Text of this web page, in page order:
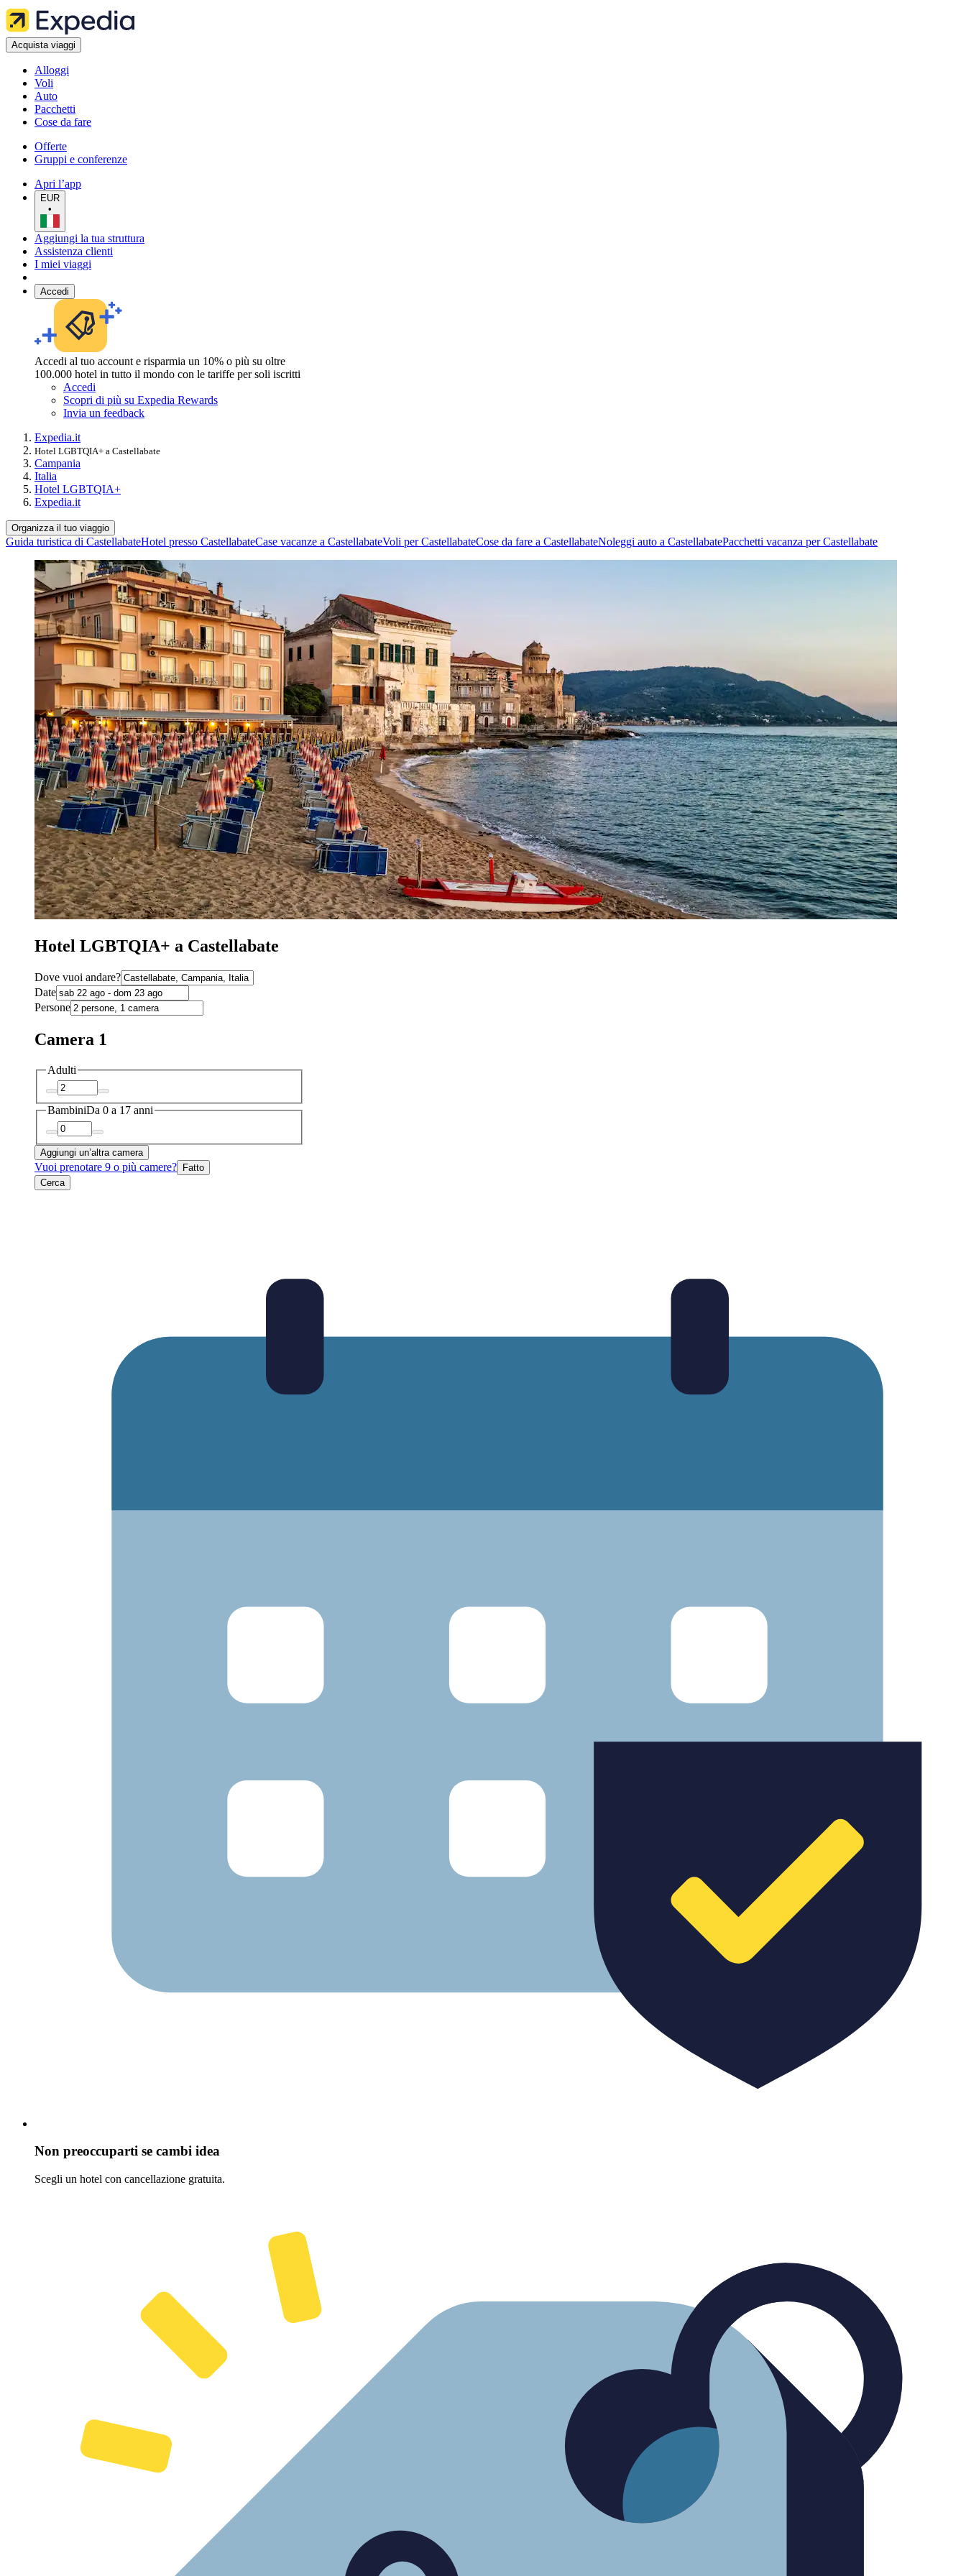
Acquista viaggi
Alloggi
Voli
Auto
Pacchetti
Cose da fare
Offerte
Gruppi e conferenze
Apri l’app
EUR
•
Aggiungi la tua struttura
Assistenza clienti
I miei viaggi
Accedi
Accedi al tuo account e risparmia un 10% o più su oltre
100.000 hotel in tutto il mondo con le tariffe per soli iscritti
Accedi
Scopri di più su Expedia Rewards
Invia un feedback
Expedia.it
Hotel LGBTQIA+ a Castellabate
Campania
Italia
Hotel LGBTQIA+
Expedia.it
Organizza il tuo viaggio
Guida turistica di CastellabateHotel presso CastellabateCase vacanze a CastellabateVoli per CastellabateCose da fare a CastellabateNoleggi auto a CastellabatePacchetti vacanza per Castellabate
Hotel LGBTQIA+ a Castellabate
Dove vuoi andare?
Date
Persone
Camera 1
Adulti
BambiniDa 0 a 17 anni
Aggiungi un’altra camera
Vuoi prenotare 9 o più camere? Fatto
Cerca
Non preoccuparti se cambi idea
Scegli un hotel con cancellazione gratuita.